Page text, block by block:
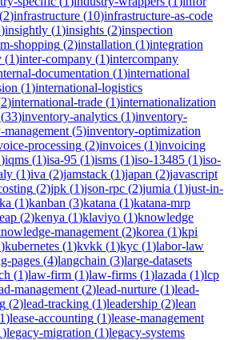
(2)infrastructure (10)infrastructure-as-code
)insightly (1)insights (2)inspection
shopping (2)installation (1)integration
(1)inter-company (1)intercompany
documentation (1)international
(1)international-logistics
2)international-trade (1)internationalization
(33)inventory-analytics (1)inventory-
(5)inventory-optimization
processing (2)invoices (1)invoicing
)iqms (1)isa-95 (1)isms (1)iso-13485 (1)iso-
(1)iva (2)jamstack (1)japan (2)javascript
(2)jpk (1)json-rpc (2)jumia (1)just-in-
(1)kanban (3)katana (1)katana-mrp
(2)kenya (1)klaviyo (1)knowledge
management (2)korea (1)kpi
)kubernetes (1)kvkk (1)kyc (1)labor-law
pages (4)langchain (3)large-datasets
(1)law-firm (1)law-firms (1)lazada (1)lcp
management (2)lead-nurture (1)lead-
(2)lead-tracking (1)leadership (2)lean
1)lease-accounting (1)lease-management
)legacy-migration (1)legacy-systems